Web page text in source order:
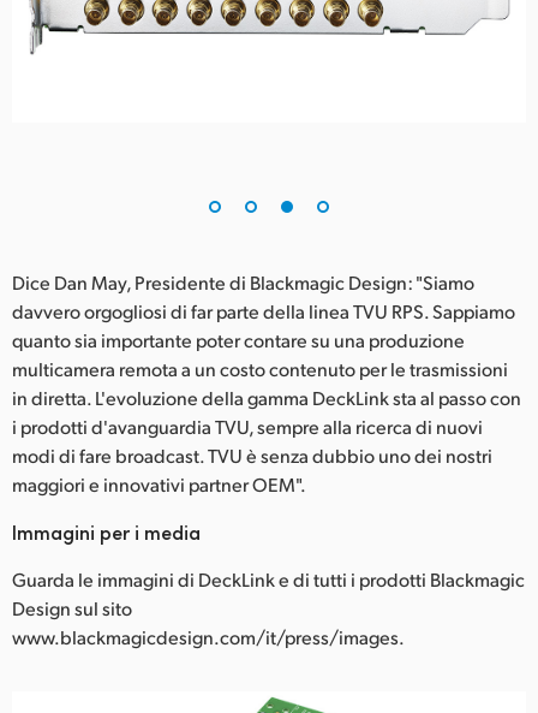
Dice Dan May, Presidente di Blackmagic Design: "Siamo
davvero orgogliosi di far parte della linea TVU RPS. Sappiamo
quanto sia importante poter contare su una produzione
multicamera remota a un costo contenuto per le trasmissioni
in diretta. L'evoluzione della gamma DeckLink sta al passo con
i prodotti d'avanguardia TVU, sempre alla ricerca di nuovi
modi di fare broadcast. TVU è senza dubbio uno dei nostri
maggiori e innovativi partner OEM".
Immagini per i media
Guarda le immagini di DeckLink e di tutti i prodotti Blackmagic
Design sul sito
www.blackmagicdesign.com/it/press/images.